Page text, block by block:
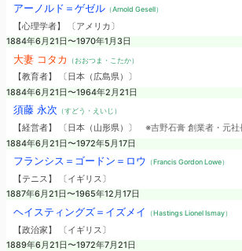
アーノルド＝ゲゼル（Arnold Gesell）
【心理学者】 〔アメリカ〕
1884年6月21日〜1970年1月3日
大妻 コタカ （おおつま・こたか）
【教育者】 〔日本（広島県）〕
1884年6月21日〜1964年2月21日
須藤 永次 （すどう・えいじ）
【経営者】 〔日本（山形県）〕 ※吉野石膏 創業者・元社
1884年6月21日〜1972年5月17日
フランシス＝ゴードン＝ロウ （Francis Gordon Lowe）
【テニス】 〔イギリス〕
1887年6月21日〜1965年12月17日
ヘイスティングズ＝イズメイ （Hastings Lionel Ismay）
【政治家】 〔イギリス〕
1889年6月21日〜1972年7月21日